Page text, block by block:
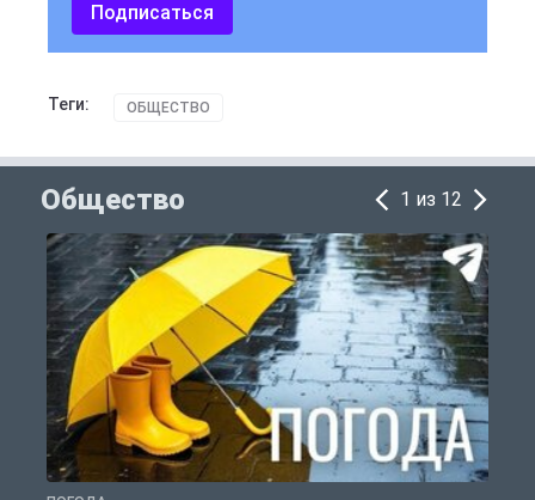
Подписаться
Теги: ОБЩЕСТВО
Общество 1 из 12